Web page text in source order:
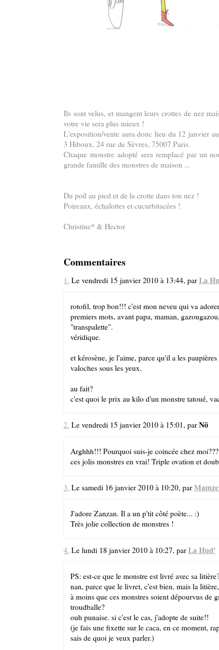
Ils sont velus, et mangent leurs crottes de nez
votre vie sera plus mieux !
L'exposition/vente aura donc lieu du 12 janvier
3 Hiboux, 24 rue de Sèvres, 75007 Paris.
Chaque monstre adopté sera remplacé par un
grande famille des monstres de maison ...
Du poil au pied et de la crotte dans ton nez !
Poireaux, échalottes et cucurbitacées !
Christine* & Hector
Commentaires
1. Le vendredi 15 janvier 2010 à 13:44, parLa
rotofil, trop bon!!! c'est mon neveu qui va
premiers mots, avant papa, maman,
"transpalette".
véridique.
et kérosène, je l'aime, parce qu'il a les paupières
valoches sous les yeux.
au fait?
c'est quoi le prix au kilo d'un monstre tatoué,
2. Le vendredi 15 janvier 2010 à 15:01, parNö
Arghhh!!! Pourquoi suis-je coincée chez
ces jolis monstres en vrai! Triple ovation et
3. Le samedi 16 janvier 2010 à 10:20, par
J'adore Zanzan. Il a un p'tit côté poète... :)
Très jolie collection de monstres !
4. Le lundi 18 janvier 2010 à 10:27, parLa Hud'
PS: est-ce que le monstre est livré avec sa
nan, parce que le livret, c'est bien, mais la
à moins que ces monstres soient dépourvus de
troudballe?
ouh punaise. si c'est le cas, j'adopte de suite!!
(je fais une fixette sur le caca, en ce moment,
sais de quoi je veux parler.)